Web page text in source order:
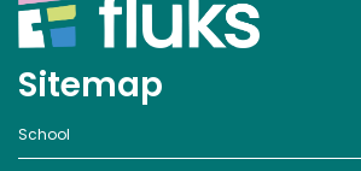
Sitemap
School